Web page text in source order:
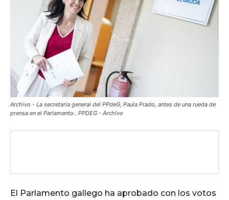
Archivo - La secretaria general del PPdeG, Paula Prado, antes de una rueda de
prensa en el Parlamento.. PPDEG - Archivo
El Parlamento gallego ha aprobado con los votos